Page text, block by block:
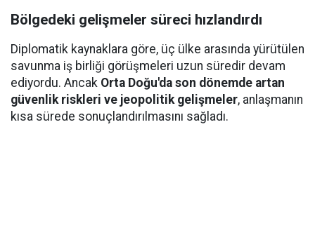
Bölgedeki gelişmeler süreci hızlandırdı
Diplomatik kaynaklara göre, üç ülke arasında yürütülen
savunma iş birliği görüşmeleri uzun süredir devam
ediyordu. Ancak Orta Doğu'da son dönemde artan
güvenlik riskleri ve jeopolitik gelişmeler, anlaşmanın
kısa sürede sonuçlandırılmasını sağladı.